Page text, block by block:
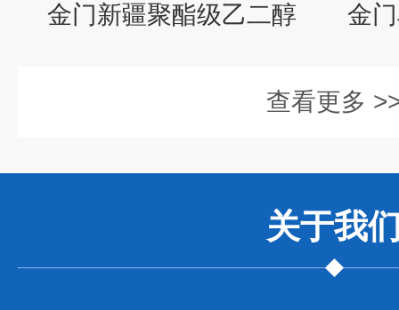
金门新疆聚酯级乙二醇 金
查看更多
关于我